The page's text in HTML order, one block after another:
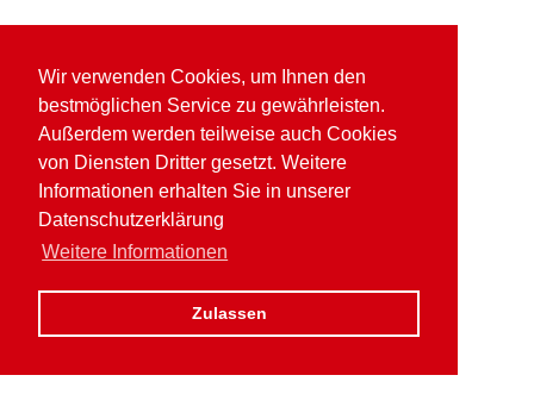
Wir verwenden Cookies, um Ihnen den
bestmöglichen Service zu gewährleisten.
Außerdem werden teilweise auch Cookies
von Diensten Dritter gesetzt. Weitere
Informationen erhalten Sie in unserer
Datenschutzerklärung
Weitere Informationen
Zulassen